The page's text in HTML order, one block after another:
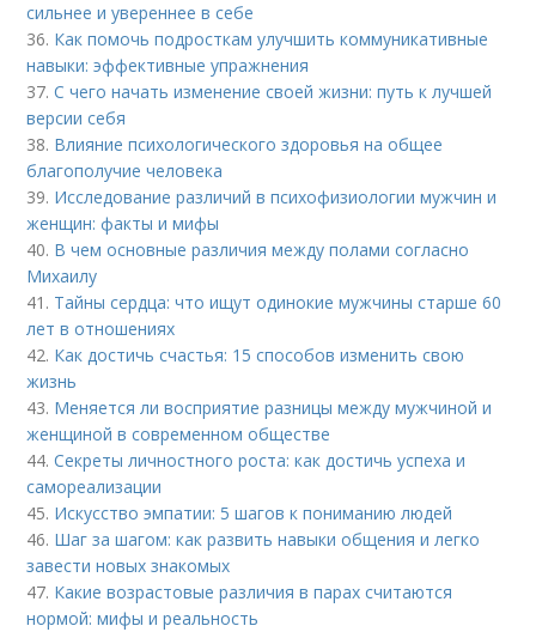
сильнее и увереннее в себе
36. Как помочь подросткам улучшить коммуникативные
навыки: эффективные упражнения
37.С чего начать изменение своей жизни: путь к лучшей
версии себя
38. Влияние психологического здоровья на общее
благополучие человека
39. Исследование различий в психофизиологии мужчин и
женщин: факты и мифы
40. В чем основные различия между полами согласно
Михаилу
41. Тайны сердца: что ищут одинокие мужчины старше 60
лет в отношениях
42. Как достичь счастья: 15 способов изменить свою
жизнь
43. Меняется ли восприятие разницы между мужчиной и
женщиной в современном обществе
44.Секреты личностного роста: как достичь успеха и
самореализации
45. Искусство эмпатии: 5 шагов к пониманию людей
46. Шаг за шагом: как развить навыки общения и легко
завести новых знакомых
47. Какие возрастовые различия в парах считаются
нормой: мифы и реальность